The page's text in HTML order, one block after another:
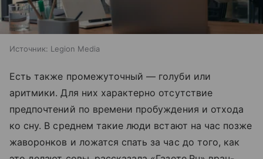
Источник: Legion Media
Есть также промежуточный — голуби или
аритмики. Для них характерно отсутствие
предпочтений по времени пробуждения и отхода
ко сну. В среднем такие люди встают на час позже
жаворонков и ложатся спать за час до того, как